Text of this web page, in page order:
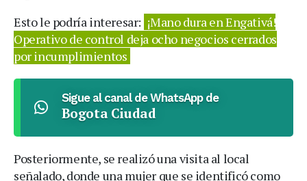
Esto le podría interesar: ¡Mano dura en Engativá!
Operativo de control deja ocho negocios cerrados
por incumplimientos
Sigue al canal de WhatsApp de
Bogota Ciudad
Posteriormente, se realizó una visita al local
señalado, donde una mujer que se identificó como